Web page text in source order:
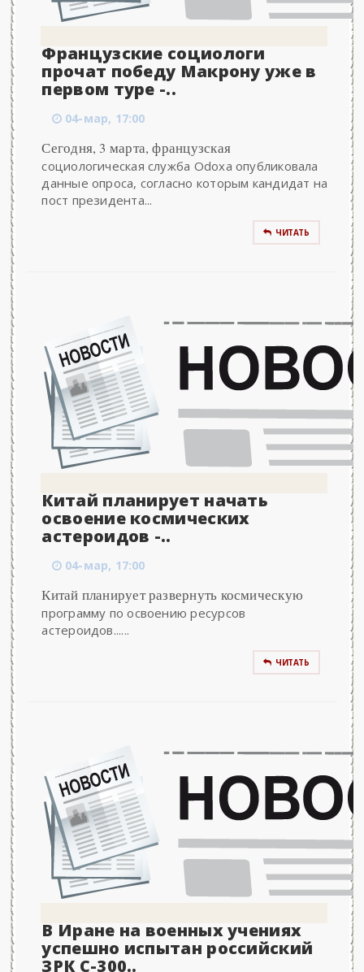
Французские социологи
прочат победу Макрону уже в
первом туре -..
04-мар, 17:00
Сегодня, 3 марта, французская
социологическая служба Odoxa опубликовала
данные опроса, согласно которым кандидат на
пост президента...
ЧИТАТЬ
Китай планирует начать
освоение космических
астероидов -..
04-мар, 17:00
Китай планирует развернуть космическую
программу по освоению ресурсов
астероидов......
ЧИТАТЬ
В Иране на военных учениях
успешно испытан российский
ЗРК С-300..